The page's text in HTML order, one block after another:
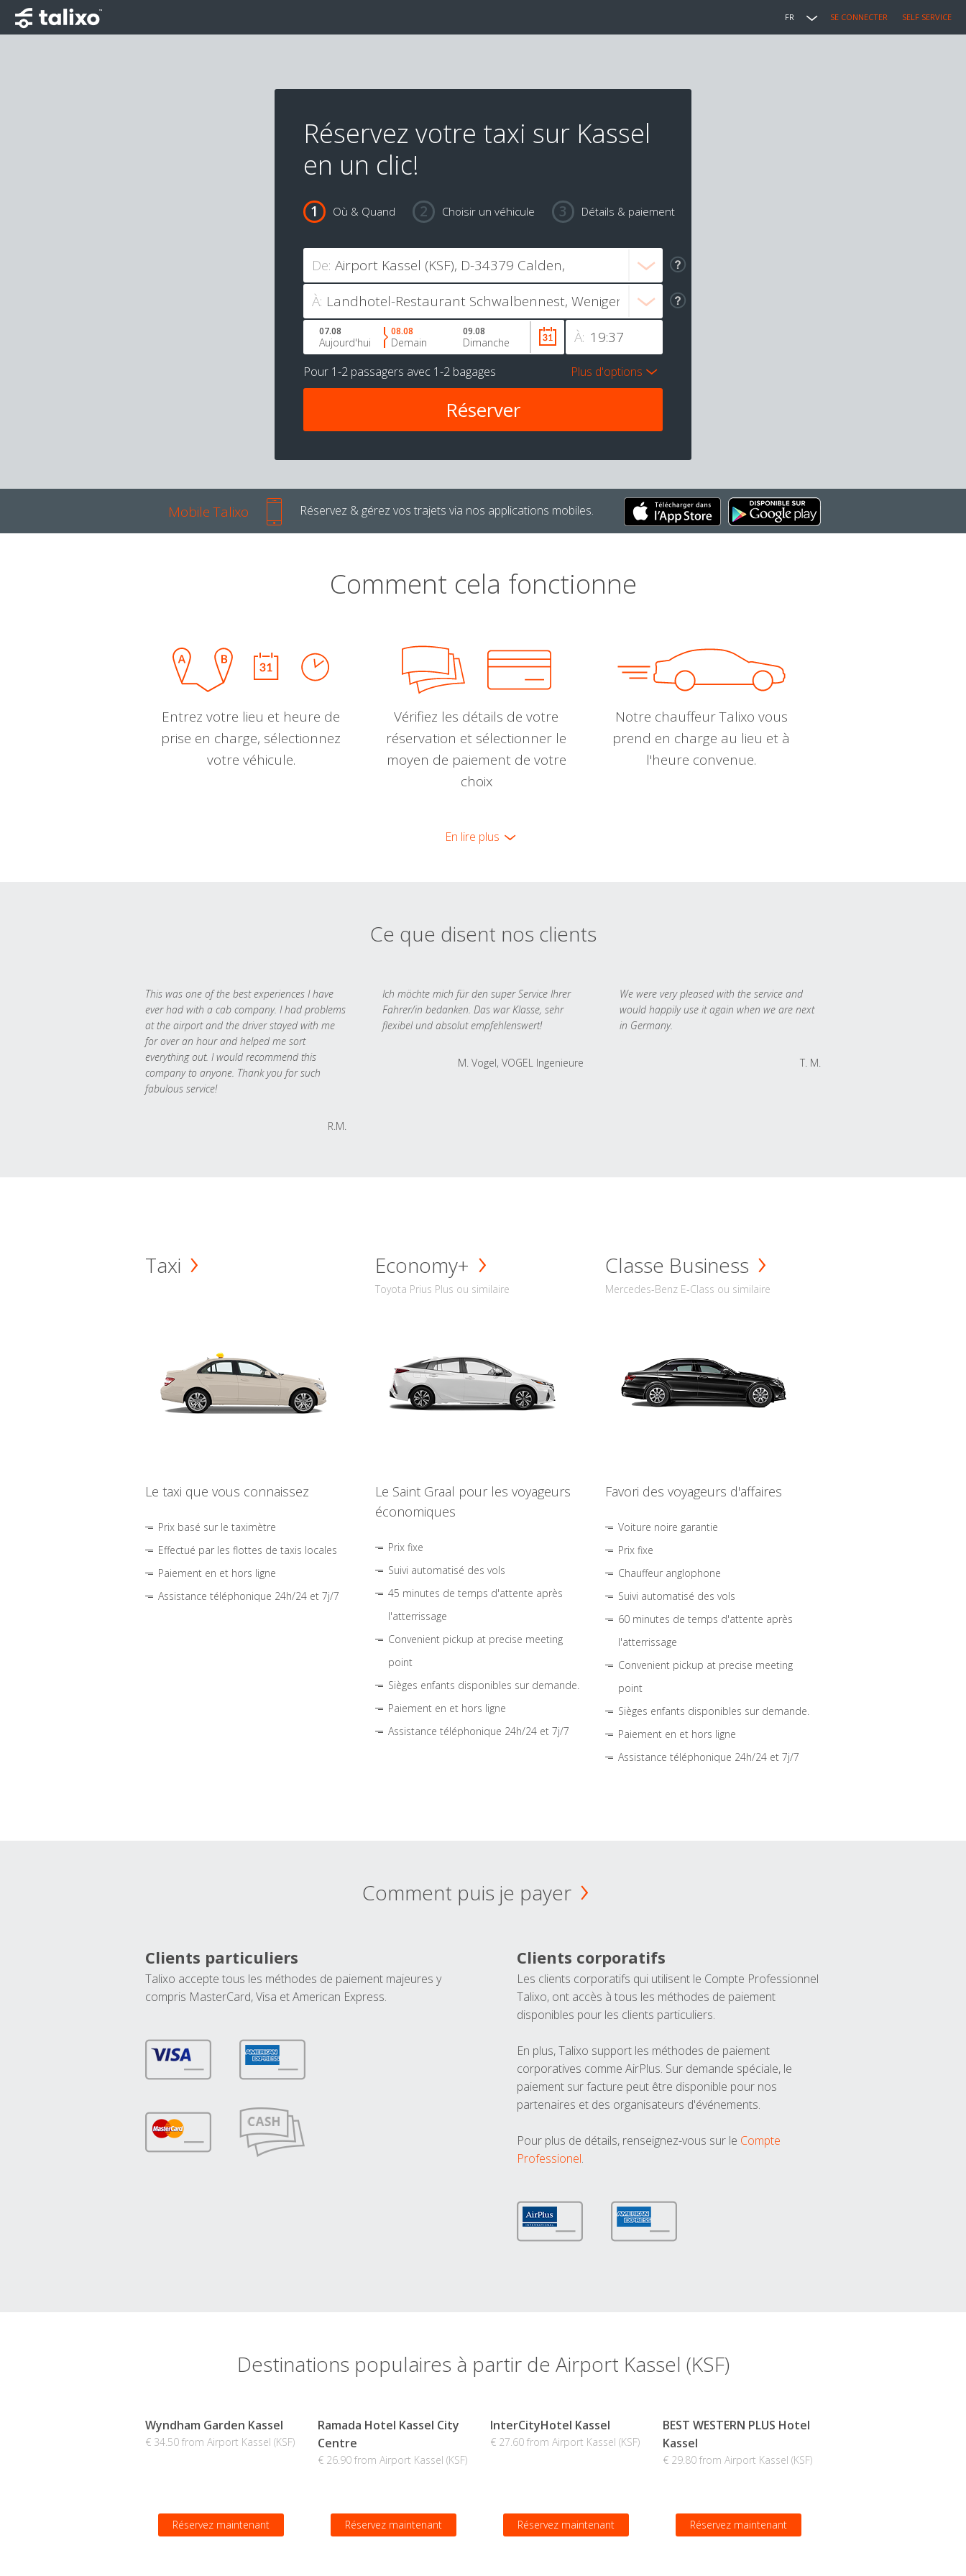
FR SE CONNECTER SELF SERVICE
Réservez votre taxi sur Kassel
en un clic!
Où & Quand Choisir un véhicule Détails & paiement
De:
À:
À:
07.08
Aujourd'hui
08.08
Demain
09.08
Dimanche
Pour 1-2 passagers avec 1-2 bagages Plus d'options
Mobile Talixo Réservez & gérez vos trajets via nos applications mobiles.
Comment cela fonctionne
Entrez votre lieu et heure de
prise en charge, sélectionnez
votre véhicule.
Vérifiez les détails de votre
réservation et sélectionner le
moyen de paiement de votre
choix
Notre chauffeur Talixo vous
prend en charge au lieu et à
l'heure convenue.
En lire plus
Ce que disent nos clients
This was one of the best experiences I have
ever had with a cab company. I had problems
at the airport and the driver stayed with me
for over an hour and helped me sort
everything out. I would recommend this
company to anyone. Thank you for such
fabulous service!
R.M.
Ich möchte mich für den super Service Ihrer
Fahrer/in bedanken. Das war Klasse, sehr
flexibel und absolut empfehlenswert!
M. Vogel, VOGEL Ingenieure
We were very pleased with the service and
would happily use it again when we are next
in Germany.
T. M.
Taxi
Le taxi que vous connaissez
Prix basé sur le taximètre
Effectué par les flottes de taxis locales
Paiement en et hors ligne
Assistance téléphonique 24h/24 et 7j/7
Economy+
Toyota Prius Plus ou similaire
Le Saint Graal pour les voyageurs
économiques
Prix fixe
Suivi automatisé des vols
45 minutes de temps d'attente après
l'atterrissage
Convenient pickup at precise meeting
point
Sièges enfants disponibles sur demande.
Paiement en et hors ligne
Assistance téléphonique 24h/24 et 7j/7
Classe Business
Mercedes-Benz E-Class ou similaire
Favori des voyageurs d'affaires
Voiture noire garantie
Prix fixe
Chauffeur anglophone
Suivi automatisé des vols
60 minutes de temps d'attente après
l'atterrissage
Convenient pickup at precise meeting
point
Sièges enfants disponibles sur demande.
Paiement en et hors ligne
Assistance téléphonique 24h/24 et 7j/7
Comment puis je payer
Clients particuliers
Talixo accepte tous les méthodes de paiement majeures y
compris MasterCard, Visa et American Express.
Clients corporatifs
Les clients corporatifs qui utilisent le Compte Professionnel
Talixo, ont accès à tous les méthodes de paiement
disponibles pour les clients particuliers.
En plus, Talixo support les méthodes de paiement
corporatives comme AirPlus. Sur demande spéciale, le
paiement sur facture peut être disponible pour nos
partenaires et des organisateurs d'événements.
Pour plus de détails, renseignez-vous sur le Compte
Professionel.
Destinations populaires à partir de Airport Kassel (KSF)
Wyndham Garden Kassel
€ 34.50 from Airport Kassel (KSF)
Réservez maintenant
Ramada Hotel Kassel City
Centre
€ 26.90 from Airport Kassel (KSF)
Réservez maintenant
InterCityHotel Kassel
€ 27.60 from Airport Kassel (KSF)
Réservez maintenant
BEST WESTERN PLUS Hotel
Kassel
€ 29.80 from Airport Kassel (KSF)
Réservez maintenant